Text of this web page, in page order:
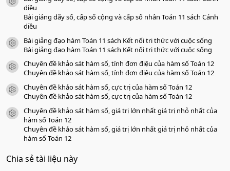
icon tài liệu
diều
Bài giảng dãy số, cấp số cộng và cấp số nhân Toán 11 sách Cánh
diều
icon tài liệu
Bài giảng đạo hàm Toán 11 sách Kết nối tri thức với cuộc sống
Bài giảng đạo hàm Toán 11 sách Kết nối tri thức với cuộc sống
icon tài liệu
Chuyên đề khảo sát hàm số, tính đơn điệu của hàm số Toán 12
Chuyên đề khảo sát hàm số, tính đơn điệu của hàm số Toán 12
icon tài liệu
Chuyên đề khảo sát hàm số, cực trị của hàm số Toán 12
Chuyên đề khảo sát hàm số, cực trị của hàm số Toán 12
icon tài liệu
Chuyên đề khảo sát hàm số, giá trị lớn nhất giá trị nhỏ nhất của
hàm số Toán 12
Chuyên đề khảo sát hàm số, giá trị lớn nhất giá trị nhỏ nhất của
hàm số Toán 12
Chia sẻ tài liệu này